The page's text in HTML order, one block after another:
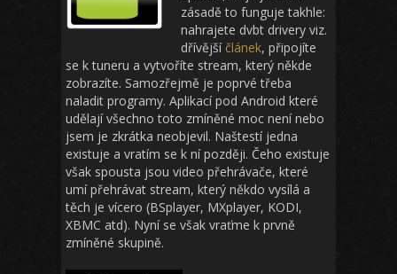
zásadě to funguje takhle:
nahrajete dvbt drivery viz.
dřívějšíčlánek, připojíte
se k tuneru a vytvoříte stream, který někde
zobrazíte. Samozřejmě je poprvé třeba
naladit programy. Aplikací pod Android které
udělají všechno toto zmíněné moc není nebo
jsem je zkrátka neobjevil. Naštestí jedna
existuje a vratím se k ní později. Čeho existuje
však spousta jsou video přehrávače, které
umí přehrávat stream, který někdo vysílá a
těch je vícero (BSplayer, MXplayer, KODI,
XBMC atd). Nyní se však vraťme k prvně
zmíněné skupině.